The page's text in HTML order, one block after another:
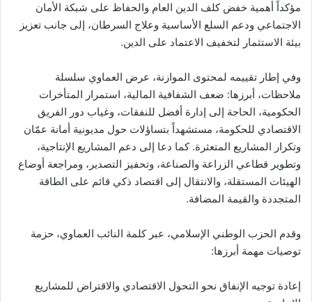
مؤكداً أهمية خفض كلف الدين العام والحفاظ على شبكة الأمان
الاجتماعي ودعم السلع الأساسية وعلاج السرطان، إلى جانب تعزيز
بيئة الاستثمار لتخفيف الاعتماد على الدين.
وفي إطار تقييمه لمحتوى الموازنة، عرض العماوي سلسلة
ملاحظات، أبرزها: ضعف الشفافية المالية، استمرار المتأخرات
الحكومية، الحاجة إلى إدارة أفضل للنفقات، وغياب دور الفريق
الاقتصادي للحكومة، مستشهداً بتساؤلات حول مديونية أمانة عمّان
وتكرار المشاريع المتعثرة. كما دعا إلى دعم المشاريع الإنتاجية،
وتطوير قطاعي الزراعة والصناعة، وتحفيز التصدير، ومراجعة أوضاع
الهيئات المستقلة، والانتقال إلى اقتصاد ذكي قائم على الطاقة
المتجددة والقيمة المضافة.
وقدم الحزب الوطني الإسلامي، عبر كلمة النائب العماوي، حزمة
توصيات مهمة أبرزها:
إعادة توجيه الإنفاق نحو التحول الاقتصادي والاقتراض للمشاريع